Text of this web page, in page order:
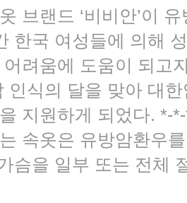
브랜드 ‘비비안’이
한국 여성들에 의해
려움에 도움이 되고
인식의 달을 맞아 대
지원하게 되었다. ​​*-
속옷은 유방암환우
슴을 일부 또는 전체